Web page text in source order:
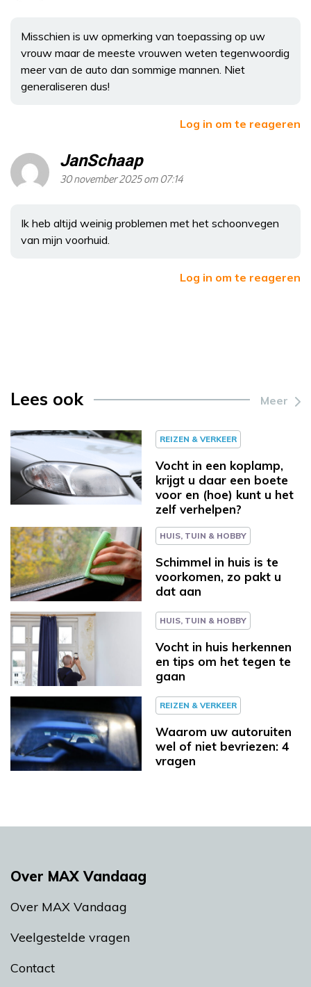
Misschien is uw opmerking van toepassing op uw
vrouw maar de meeste vrouwen weten tegenwoordig
meer van de auto dan sommige mannen. Niet
generaliseren dus!
Log in om te reageren
JanSchaap
30 november 2025 om 07:14
Ik heb altijd weinig problemen met het schoonvegen
van mijn voorhuid.
Log in om te reageren
Lees ook Meer
REIZEN & VERKEER
Vocht in een koplamp,
krijgt u daar een boete
voor en (hoe) kunt u het
zelf verhelpen?
HUIS, TUIN & HOBBY
Schimmel in huis is te
voorkomen, zo pakt u
dat aan
HUIS, TUIN & HOBBY
Vocht in huis herkennen
en tips om het tegen te
gaan
REIZEN & VERKEER
Waarom uw autoruiten
wel of niet bevriezen: 4
vragen
Over MAX Vandaag
Over MAX Vandaag
Veelgestelde vragen
Contact